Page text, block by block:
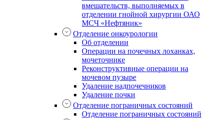
вмешательств, выполняемых в
отделении гнойной хирургии ОАО
МСЧ «Нефтяник»
Отделение онкоурологии
Об отделении
Операции на почечных лоханках,
мочеточнике
Реконструктивные операции на
мочевом пузыре
Удаление надпочечников
Удаление почки
Отделение пограничных состояний
Отделение пограничных состояний